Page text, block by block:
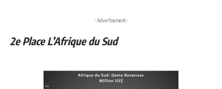
- Advertisement -
2e Place L’Afrique du Sud